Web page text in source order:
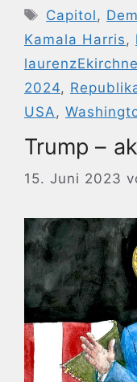
Capitol ,
Kamala Harris ,
2024,
USA ,
Trump –
15. Juni 2023